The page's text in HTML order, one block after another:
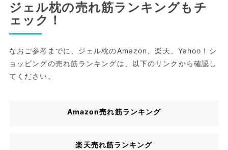
ジェル枕の売れ筋ランキングもチ
ェック！
なおご参考までに、ジェル枕のAmazon、楽天、Yahoo！シ
ョッピングの売れ筋ランキングは、以下のリンクから確認し
てください。
Amazon売れ筋ランキング
楽天売れ筋ランキング